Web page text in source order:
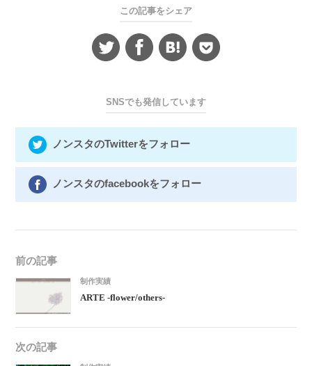
この記事をシェア
SNSでも発信しています
ノンスタのTwitterをフォロー
ノンスタのfacebookをフォロー
前の記事
制作実績
ARTE -flower/others-
次の記事